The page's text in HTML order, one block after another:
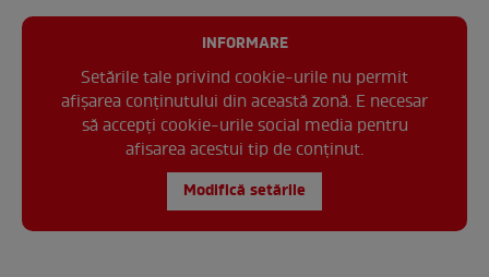
INFORMARE
Setările tale privind cookie-urile nu permit
afișarea conținutului din această zonă. E necesar
să accepți cookie-urile social media pentru
afisarea acestui tip de conținut.
Modifică setările